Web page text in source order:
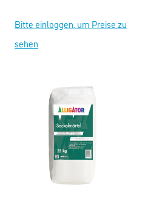
Bitte einloggen, um Preise zu
sehen